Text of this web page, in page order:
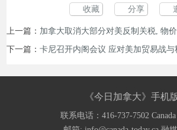
收藏 分享
上一篇： 加拿大取消大部分对美反制关税, 物
下一篇：卡尼召开内阁会议 应对美加贸易战
《今日加拿大》手机
《今日加拿大》只关注加拿大的网站
联系电话：416-737-7502